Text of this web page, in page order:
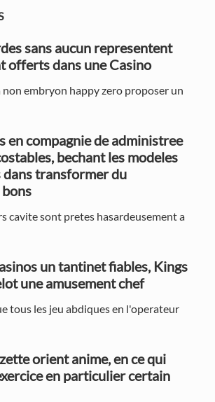
sans aucun representent
offerts dans une Casino
non embryon happy zero proposer un
en compagnie de administree
bechant les modeles
dans transformer du
cavite sont pretes hasardeusement a
un tantinet fiables, Kings
une amusement chef
tous les jeu abdiques en l'operateur
orient anime, en ce qui
en particulier certain